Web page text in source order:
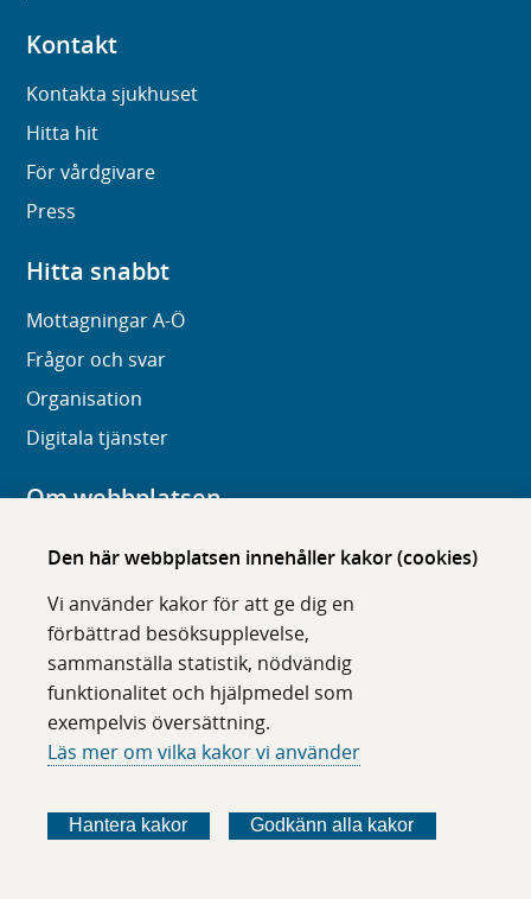
Den här webbplatsen innehåller kakor (cookies)
Vi använder kakor för att ge dig en
förbättrad besöksupplevelse,
sammanställa statistik, nödvändig
funktionalitet och hjälpmedel som
exempelvis översättning.
Läs mer om vilka kakor vi använder
Hantera kakor Godkänn alla kakor
Kontakt
Kontakta sjukhuset
Hitta hit
För vårdgivare
Press
Hitta snabbt
Mottagningar A-Ö
Frågor och svar
Organisation
Digitala tjänster
Om webbplatsen
Om karolinska.se
Tillgänglighet
Om cookies
Följ oss i sociala medier
ö
l
ö
l
ö
l